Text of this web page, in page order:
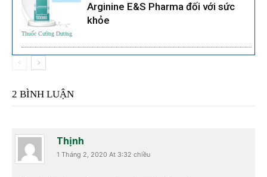
Thuốc Cường Dương
Arginine E&S Pharma đối với sức
khỏe
2 BÌNH LUẬN
Thịnh
1 Tháng 2, 2020 At 3:32 chiều